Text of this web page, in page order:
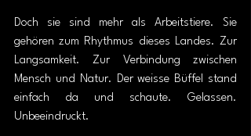
Doch sie sind mehr als Arbeitstiere. Sie
gehören zum Rhythmus dieses Landes. Zur
Langsamkeit. Zur Verbindung zwischen
Mensch und Natur. Der weisse Büffel stand
einfach da und schaute. Gelassen.
Unbeeindruckt.